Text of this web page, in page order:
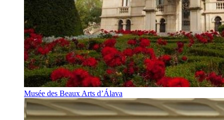
Musée des Beaux Arts d’Álava